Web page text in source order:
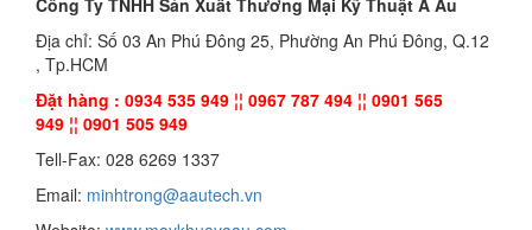
Công Ty TNHH Sản Xuất Thương Mại Kỹ Thuật Á Âu
Địa chỉ: Số 03 An Phú Đông 25, Phường An Phú Đông, Q.12
, Tp.HCM
Đặt hàng : 0934 535 949 ¦¦ 0967 787 494 ¦¦ 0901 565
949 ¦¦ 0901 505 949
Tell-Fax: 028 6269 1337
Email: minhtrong@aautech.vn